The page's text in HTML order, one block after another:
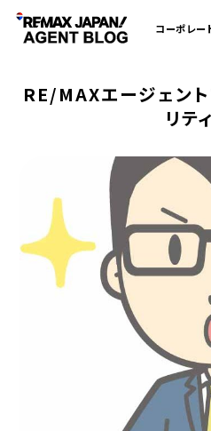
コーポレー
RE/MAXエージェン
リテ